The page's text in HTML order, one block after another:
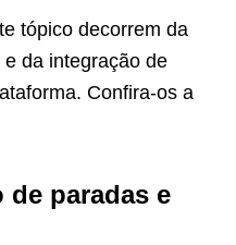
tópico decorrem da
da integração de
Confira-os a
paradas e